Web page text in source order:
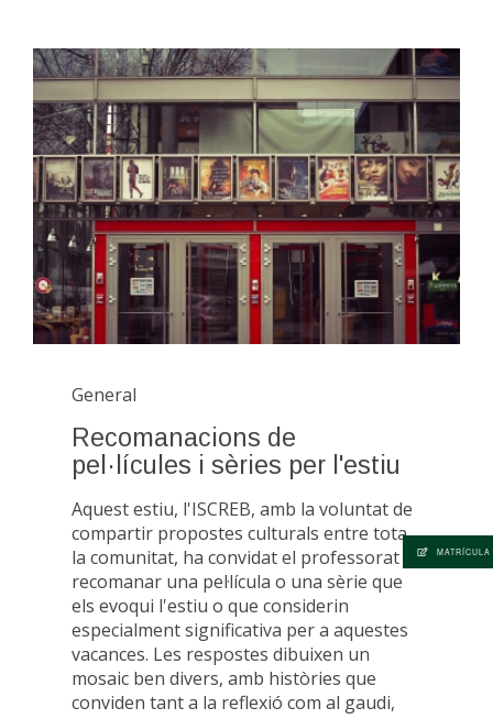
MATRÍCULA
General
Recomanacions de
pel·lícules i sèries per l'estiu
Aquest estiu, l'ISCREB, amb la voluntat de
compartir propostes culturals entre tota
la comunitat, ha convidat el professorat a
recomanar una pel·lícula o una sèrie que
els evoqui l'estiu o que considerin
especialment significativa per a aquestes
vacances. Les respostes dibuixen un
mosaic ben divers, amb històries que
conviden tant a la reflexió com al gaudi,